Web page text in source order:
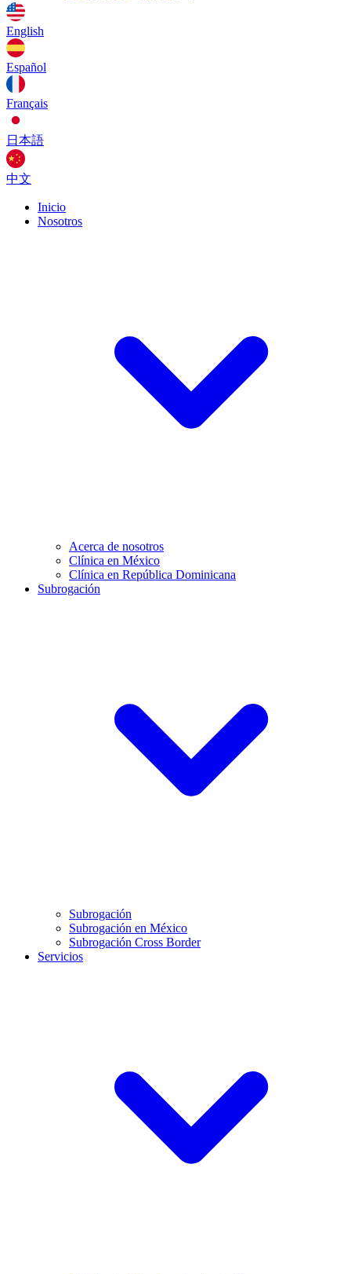
English
Español
Français
日本語
中文
Inicio
Nosotros
Acerca de nosotros
Clínica en México
Clínica en República Dominicana
Subrogación
Subrogación
Subrogación en México
Subrogación Cross Border
Servicios